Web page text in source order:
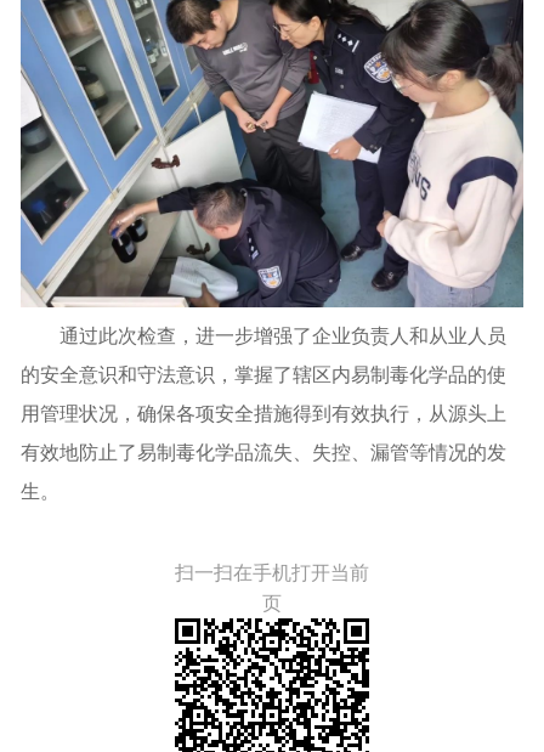
通过此次检查， 进一步增强了企业负责人和从业人员
的安全意识和守法意识， 掌握了辖区内易制毒化学品的使
用管理状况，确保各项安全措施得到有效执行，从源头上
有效地防止了易制毒化学品流失、失控、漏管等情况的发
生。
扫一扫在手机打开当前
页